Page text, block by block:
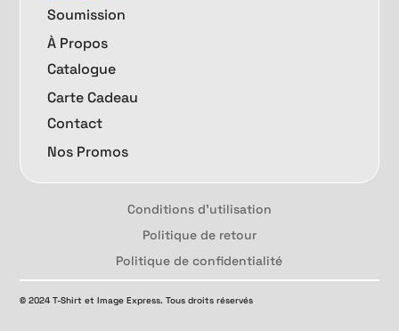
Soumission
À Propos
Catalogue
Carte Cadeau
Contact
Nos Promos
Conditions d'utilisation
Politique de retour
Politique de confidentialité
© 2024 T-Shirt et Image Express. Tous droits réservés